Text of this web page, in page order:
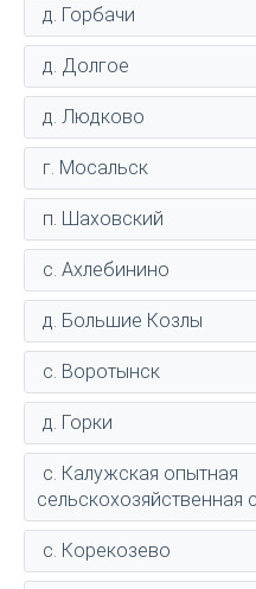
д. Горбачи
д. Долгое
д. Людково
г. Мосальск
п. Шаховский
с. Ахлебинино
д. Большие Козлы
с. Воротынск
д. Горки
с. Калужская опытная
сельскохозяйственная
с. Корекозево